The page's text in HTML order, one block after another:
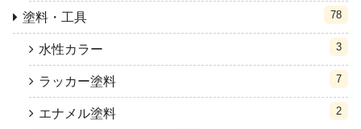
塗料・工具 78
水性カラー 3
ラッカー塗料 7
エナメル塗料 2